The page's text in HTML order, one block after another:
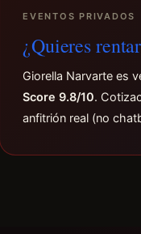
EVENTOS PRIVADOS
¿Quieres
Giorella Narvarte es
Score 9.8/10.
anfitrión real (no